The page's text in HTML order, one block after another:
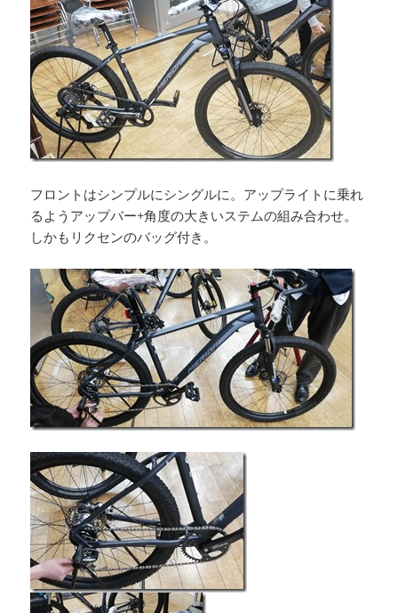
フロントはシンプルにシングルに。アップライトに乗れ
るようアップバー+角度の大きいステムの組み合わせ。
しかもリクセンのバッグ付き。